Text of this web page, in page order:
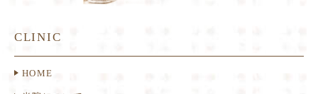
CLINIC
HOME